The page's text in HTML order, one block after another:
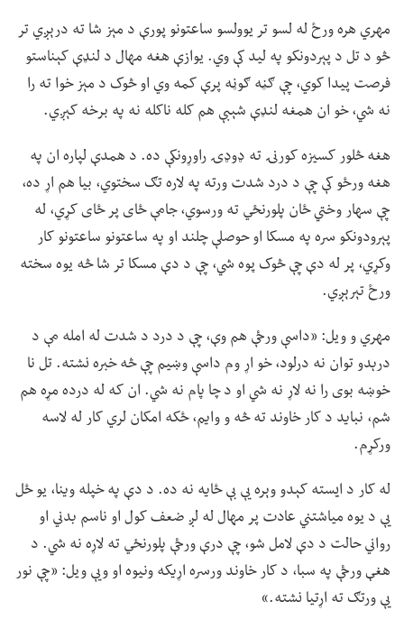
مهري هره ورځ له لسو تر یوولسو ساعتونو پورې د مېز شا ته درېږي تر
څو د تل د پېردونکو په لید کې وي. یوازې هغه مهال د لنډې کېناستو
فرصت پیدا کوي، چې ګڼه ګوڼه پرې کمه وي او څوک د مېز خوا ته را
نه شي، خو ان همغه لنډې شېبې هم کله ناکله نه په برخه کېږي.
هغه څلور کسیزه کورنۍ ته ډوډۍ راوړونکې ده. د همدې لپاره ان په
هغه ورځو کې چې د درد شدت ورته په لاره تګ سختوي، بیا هم اړ ده،
چې سهار وختي ځان پلورنځي ته ورسوي، جامې ځای پر ځای کړي، له
پېرودونکو سره په مسکا او حوصلې چلند او په ساعتونو ساعتونو کار
وکړي، پر له دې چې څوک پوه شي، چې د دې مسکا تر شا څه یوه سخته
ورځ تېرېږي.
مهري و ویل: «داسې ورځې هم وې، چې د درد د شدت له امله مې د
درېدو توان نه درلود، خو اړ وم داسې وښیم چې څه خبره نشته. تل نا
خوښه بوی را نه لاړ نه شي او د چا پام نه شي. ان که له درده مړه هم
شم، نباید د کار خاوند ته څه و وایم، ځکه امکان لري کار له لاسه
ورکړم.
له کار د ایسته کېدو وېره یې بې ځایه نه ده. د دې په خپله وینا، یو ځل
یې د یوه میاشتني عادت پر مهال له لږ ضعف کول او ناسم بدني او
رواني حالت د دې لامل شو، چې درې ورځې پلورنځي ته لاړه نه شي. د
هغې ورځې په سبا، د کار خاوند ورسره اړیکه ونیوه او ویې ویل: «چې نور
یې ورتګ ته اړتیا نشته.»